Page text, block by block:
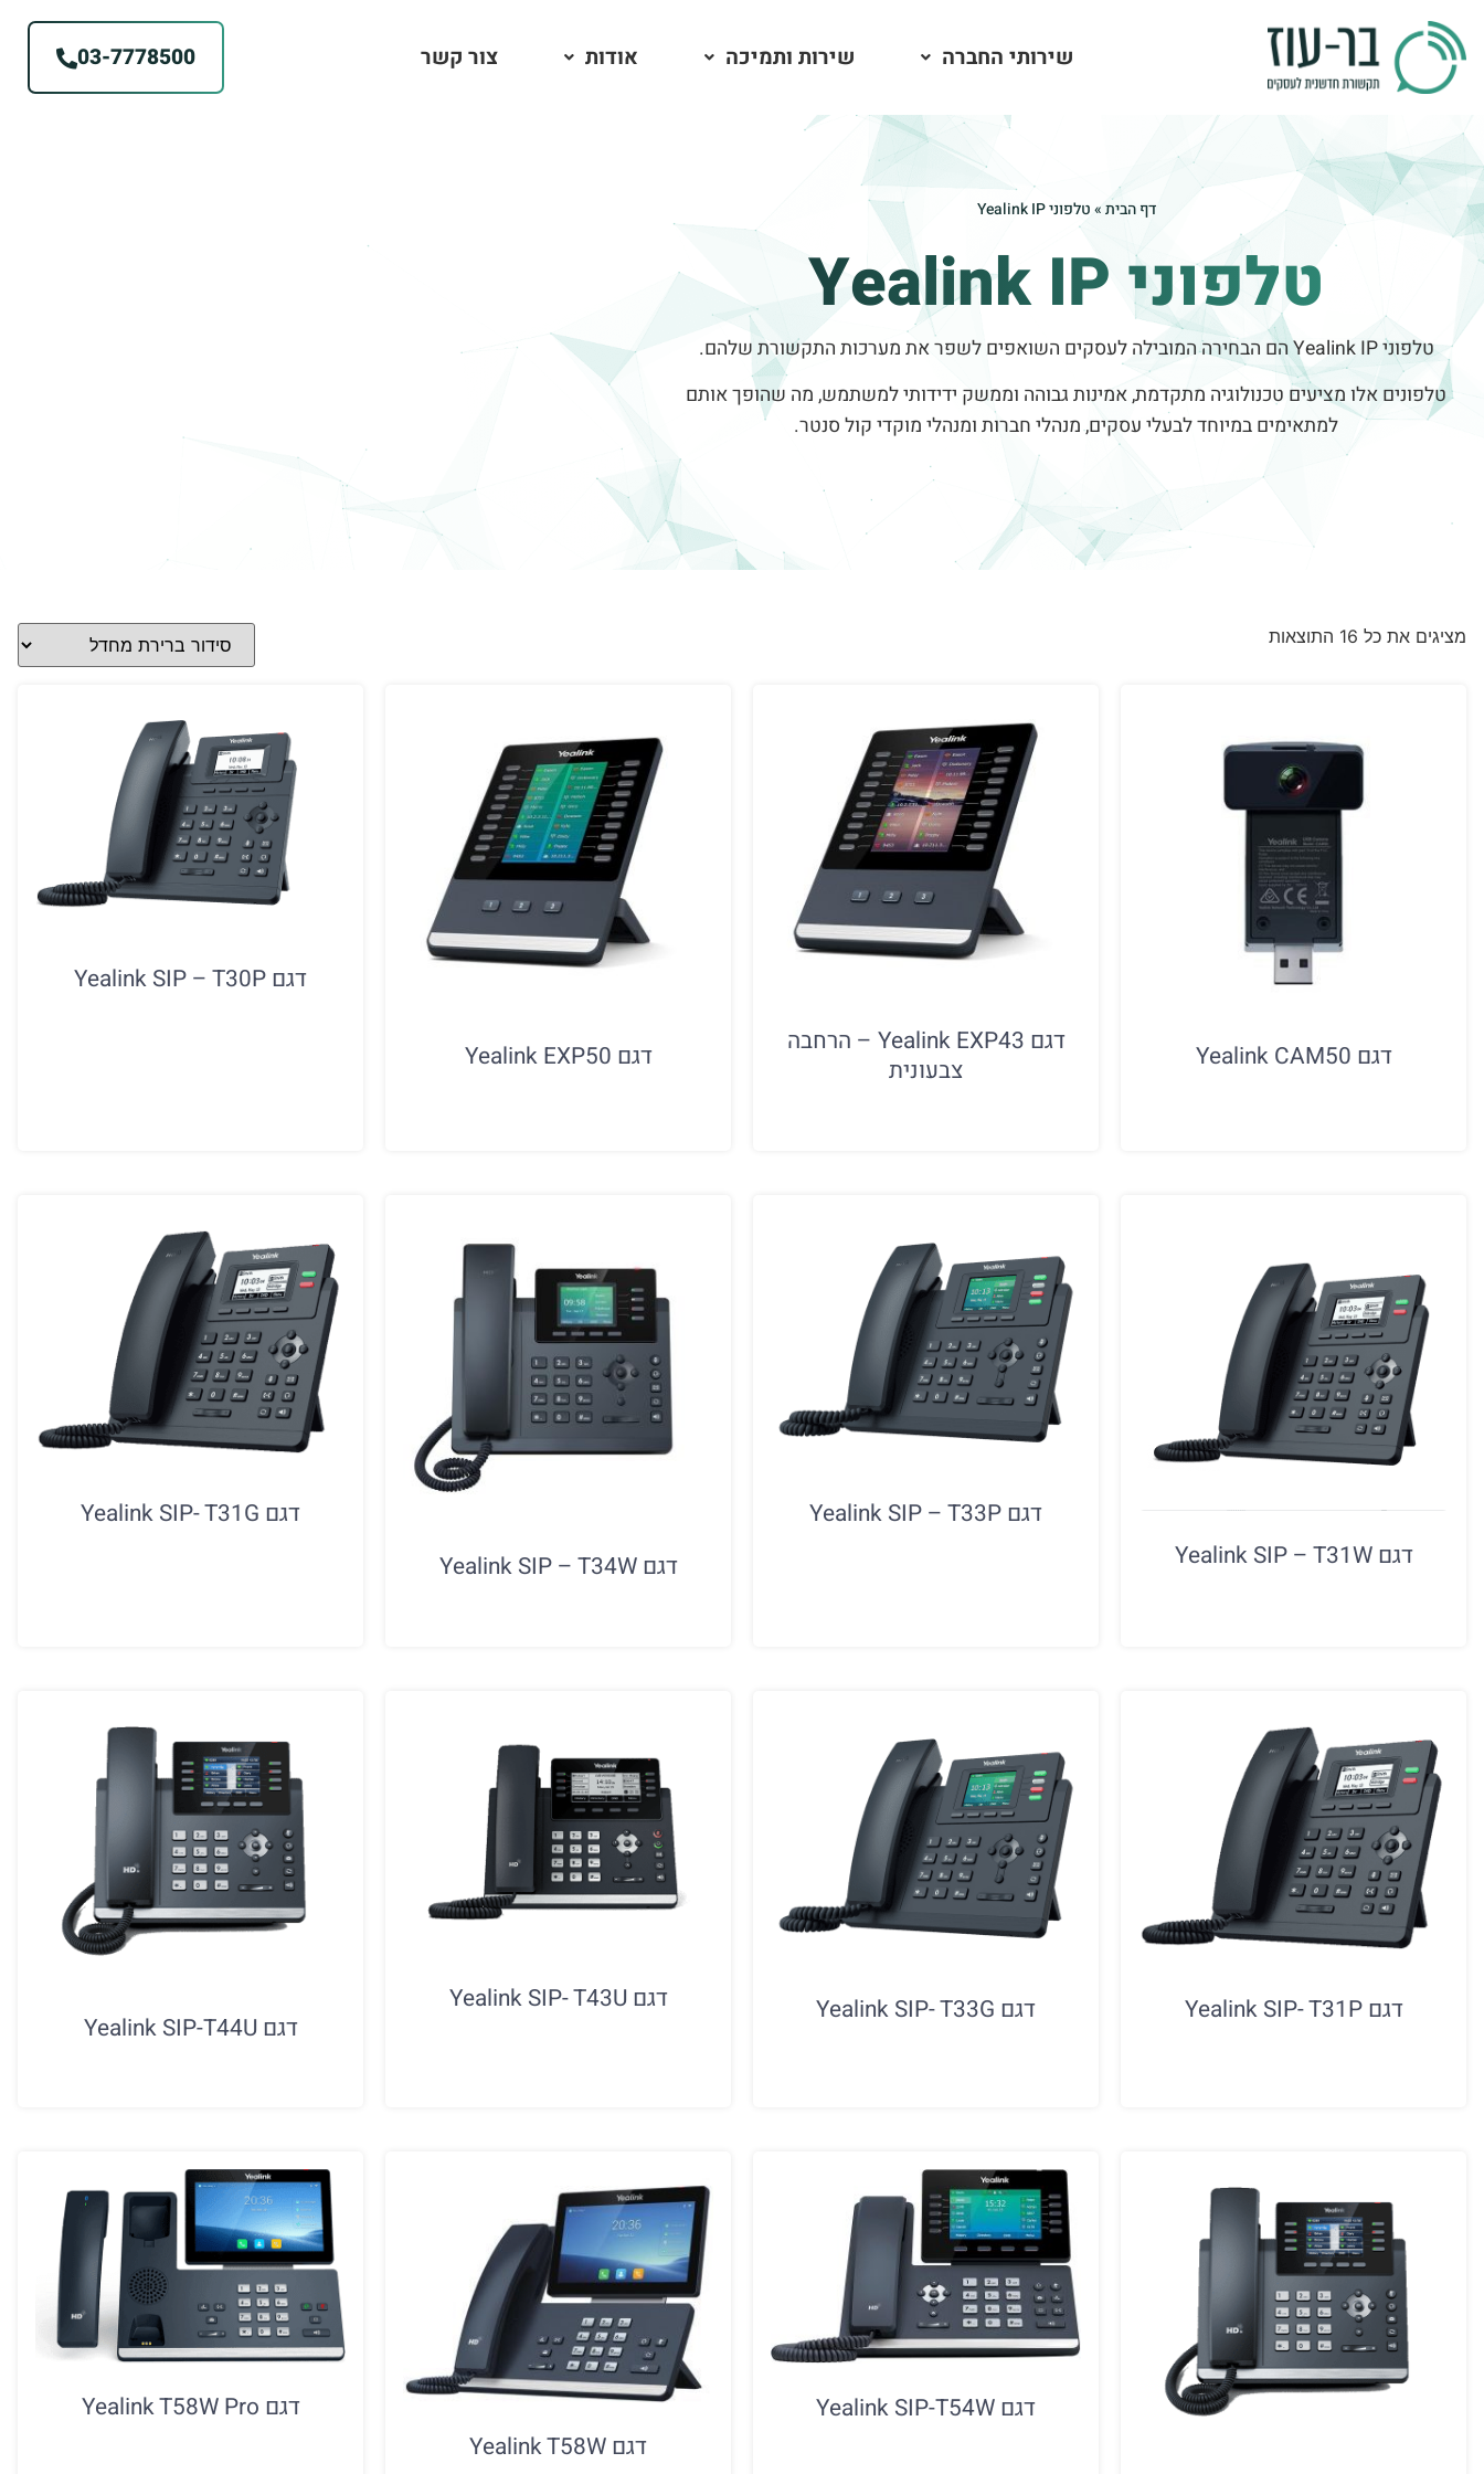
שירותי החברה שירות ותמיכה אודות צור קשר 03-7778500
דף הבית»טלפוני Yealink IP
טלפוני Yealink IP
טלפוני Yealink IP הם הבחירה המובילה לעסקים השואפים לשפר את מערכות התקשורת שלהם.
טלפונים אלו מציעים טכנולוגיה מתקדמת, אמינות גבוהה וממשק ידידותי למשתמש, מה שהופך אותם
למתאימים במיוחד לבעלי עסקים, מנהלי חברות ומנהלי מוקדי קול סנטר.
מציגים את כל ⁦16⁩ התוצאות
דגם Yealink CAM50
דגם Yealink EXP43 – הרחבה
צבעונית
דגם Yealink EXP50
דגם Yealink SIP – T30P
דגם Yealink SIP – T31W
דגם Yealink SIP – T33P
דגם Yealink SIP – T34W
דגם Yealink SIP- T31G
דגם Yealink SIP- T31P דגם Yealink SIP- T33G
דגם Yealink SIP- T43U
דגם Yealink SIP-T44U
דגם Yealink SIP-T54W
דגם Yealink T58W
דגם Yealink T58W Pro